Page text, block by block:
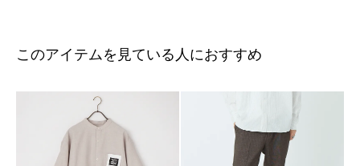
このアイテムを見ている人におすすめ